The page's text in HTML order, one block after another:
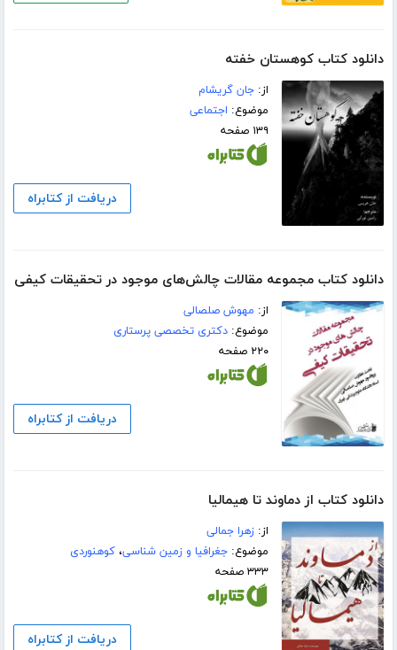
دانلود کتاب کوهستان خفته
از:جان گریشام
موضوع: اجتماعی
۱۳۹ صفحه
دریافت از کتابراه
دانلود کتاب مجموعه مقالات چالش‌های موجود در تحقیقات کیفی
از: مهوش صلصالی
موضوع:دکتری تخصصی پرستاری
۲۲۰ صفحه
دریافت از کتابراه
دانلود کتاب از دماوند تا هیمالیا
از:زهرا جمالی
موضوع:جغرافیا و زمین شناسی،کوهنوردی
۳۳۳ صفحه
دریافت از کتابراه